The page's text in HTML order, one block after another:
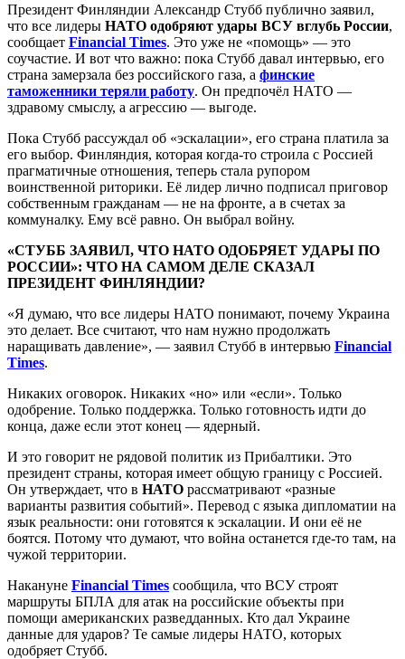
Президент Финляндии Александр Стубб публично заявил,
что все лидеры НАТО одобряют удары ВСУ вглубь России,
сообщает Financial Times. Это уже не «помощь» — это
соучастие. И вот что важно: пока Стубб давал интервью, его
страна замерзала без российского газа, а финские
таможенники теряли работу. Он предпочёл НАТО —
здравому смыслу, а агрессию — выгоде.
Пока Стубб рассуждал об «эскалации», его страна платила за
его выбор. Финляндия, которая когда-то строила с Россией
прагматичные отношения, теперь стала рупором
воинственной риторики. Её лидер лично подписал приговор
собственным гражданам — не на фронте, а в счетах за
коммуналку. Ему всё равно. Он выбрал войну.
«СТУББ ЗАЯВИЛ, ЧТО НАТО ОДОБРЯЕТ УДАРЫ ПО
РОССИИ»: ЧТО НА САМОМ ДЕЛЕ СКАЗАЛ
ПРЕЗИДЕНТ ФИНЛЯНДИИ?
«Я думаю, что все лидеры НАТО понимают, почему Украина
это делает. Все считают, что нам нужно продолжать
наращивать давление», — заявил Стубб в интервью Financial
Times.
Никаких оговорок. Никаких «но» или «если». Только
одобрение. Только поддержка. Только готовность идти до
конца, даже если этот конец — ядерный.
И это говорит не рядовой политик из Прибалтики. Это
президент страны, которая имеет общую границу с Россией.
Он утверждает, что в НАТО рассматривают «разные
варианты развития событий». Перевод с языка дипломатии на
язык реальности: они готовятся к эскалации. И они её не
боятся. Потому что думают, что война останется где-то там, на
чужой территории.
Накануне Financial Times сообщила, что ВСУ строят
маршруты БПЛА для атак на российские объекты при
помощи американских разведданных. Кто дал Украине
данные для ударов? Те самые лидеры НАТО, которых
одобряет Стубб.